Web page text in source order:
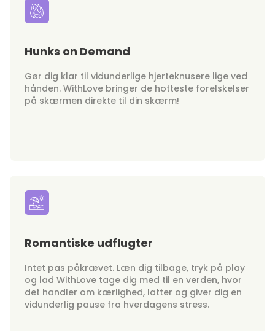
Hunks on Demand
Gør dig klar til vidunderlige hjerteknusere lige ved
hånden. WithLove bringer de hotteste forelskelser
på skærmen direkte til din skærm!
Romantiske udflugter
Intet pas påkrævet. Læn dig tilbage, tryk på play
og lad WithLove tage dig med til en verden, hvor
det handler om kærlighed, latter og giver dig en
vidunderlig pause fra hverdagens stress.